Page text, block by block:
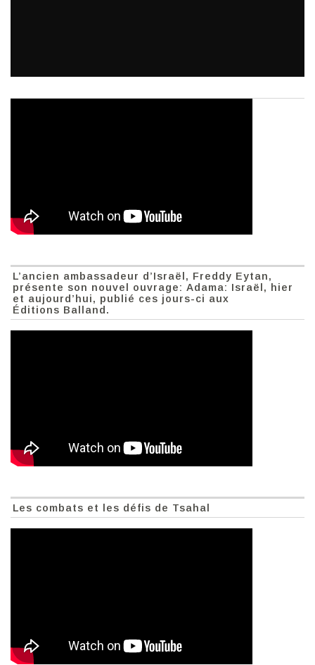
L’ancien ambassadeur d’Israël, Freddy Eytan,
présente son nouvel ouvrage: Adama: Israël, hier
et aujourd’hui, publié ces jours-ci aux
Éditions Balland.
Les combats et les défis de Tsahal